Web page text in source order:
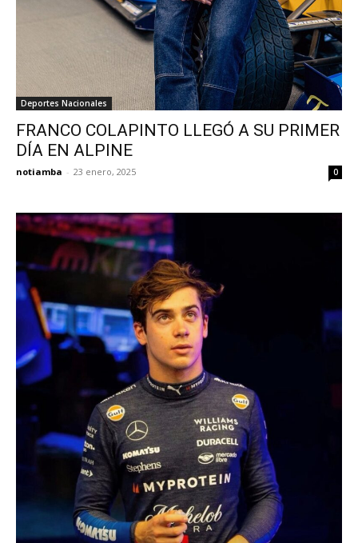
Deportes Nacionales
FRANCO COLAPINTO LLEGÓ A SU PRIMER
DÍA EN ALPINE
notiamba - 23 enero, 2025 0